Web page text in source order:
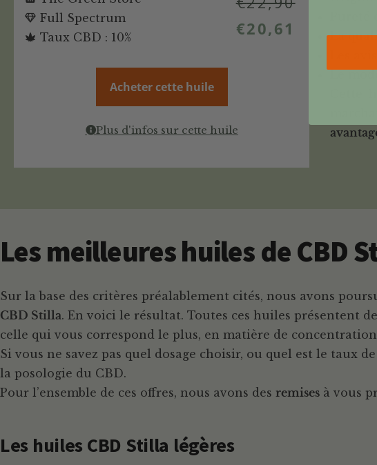
Full Spectrum
Taux CBD : 10%
€20,61
Acheter cette huile
Plus d'infos sur cette huile
La
Les
Cette
Les meilleures huiles de CBD
Sur la base des critères préalablement cités, nous avons
CBD Stilla. En voici le résultat. Toutes ces huiles présentent
celle qui vous correspond le plus, en matière de
Si vous ne savez pas quel dosage choisir, ou quel est le
la posologie du CBD.
Pour l’ensemble de ces offres, nous avons des remises à vous
Les huiles CBD Stilla légères